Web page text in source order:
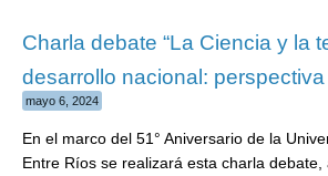
Charla debate “La Ciencia y la
desarrollo nacional: perspectiva
mayo 6, 2024
En el marco del 51° Aniversario de la
Entre Ríos se realizará esta charla